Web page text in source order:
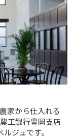
家から仕入れる
工銀行豊岡支店
ジュです。